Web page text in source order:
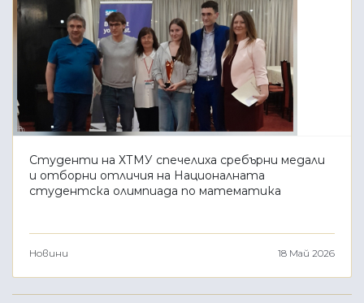
Студенти на ХТМУ спечелиха сребърни медали
и отборни отличия на Националната
студентска олимпиада по математика
Новини 18 Май 2026